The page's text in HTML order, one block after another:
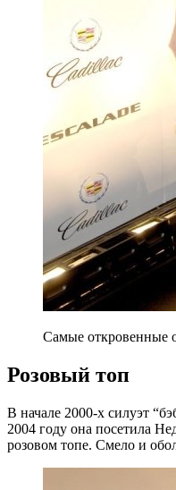
Самые откровенные
Розовый топ
В начале 2000-х силуэт
2004 году она посетила
розовом топе. Смело и